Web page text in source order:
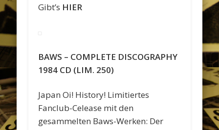
Gibt’s HIER
BAWS – COMPLETE DISCOGRAPHY
1984 CD (LIM. 250)
Japan Oi! History! Limitiertes
Fanclub-Celease mit den
gesammelten Baws-Werken: Der